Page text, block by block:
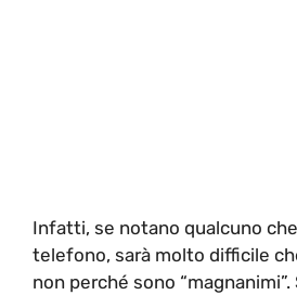
Infatti, se notano qualcuno
telefono, sarà molto difficile
non perché sono